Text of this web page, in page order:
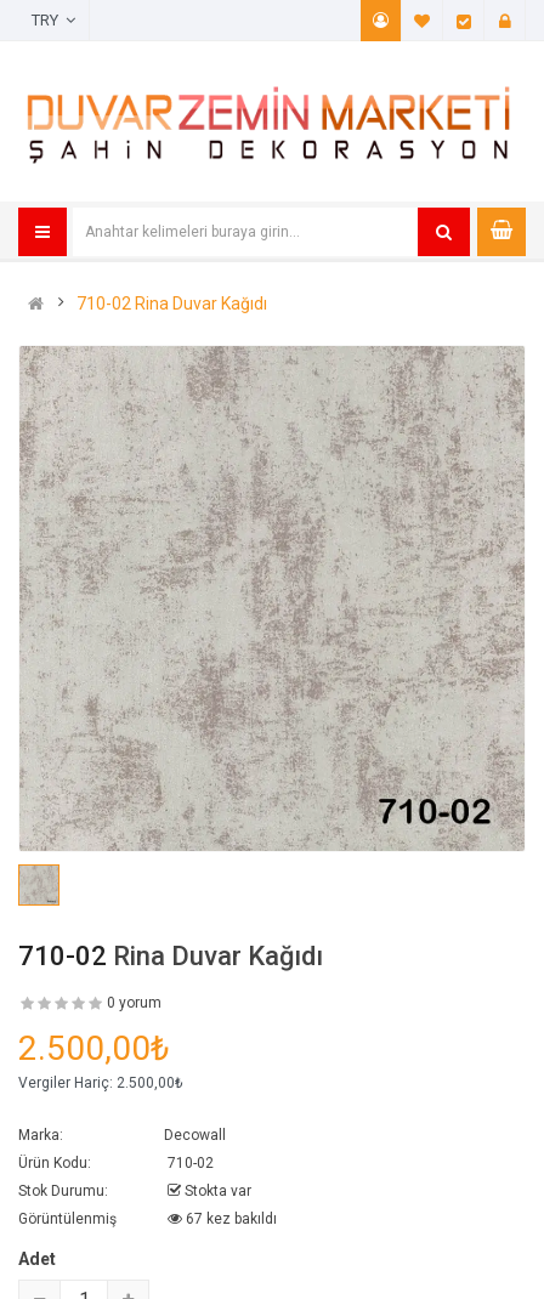
A. Listem
710-02 Rina Duvar Kağıdı
710-02 Rina Duvar Kağıdı
0 yorum
2.500,00₺
Vergiler Hariç: 2.500,00₺
Marka:
Decowall
Ürün Kodu:
710-02
Stok Durumu:
Stokta var
Görüntülenmiş
67 kez bakıldı
Adet